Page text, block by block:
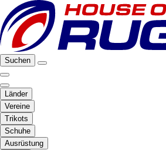
Suchen
Länder
Vereine
Trikots
Schuhe
Ausrüstung